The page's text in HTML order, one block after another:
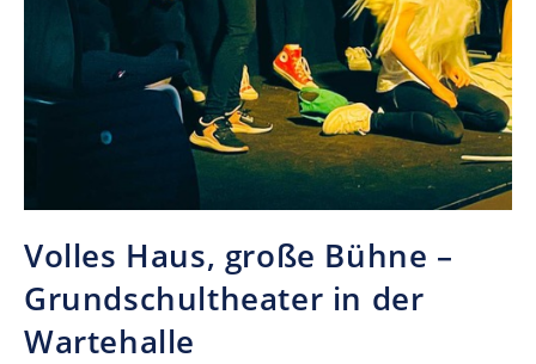
Volles Haus, große Bühne –
Grundschultheater in der
Wartehalle